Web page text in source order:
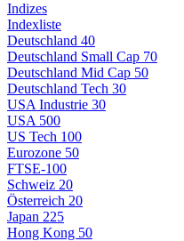
Indizes
Indexliste
Deutschland 40
Deutschland Small Cap 70
Deutschland Mid Cap 50
Deutschland Tech 30
USA Industrie 30
USA 500
US Tech 100
Eurozone 50
FTSE-100
Schweiz 20
Österreich 20
Japan 225
Hong Kong 50